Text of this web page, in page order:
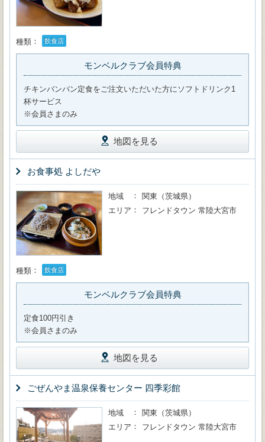
種類 飲食店
モンベルクラブ会員特典
チキンバンバン定食をご注文いただいた方にソフトドリンク1
杯サービス
※会員さまのみ
地図を見る
お食事処 よしだや
地域
関東（茨城県）
エリア
フレンドタウン 常陸大宮市
種類 飲食店
モンベルクラブ会員特典
定食100円引き
※会員さまのみ
地図を見る
ごぜんやま温泉保養センター 四季彩館
地域
関東（茨城県）
エリア
フレンドタウン 常陸大宮市